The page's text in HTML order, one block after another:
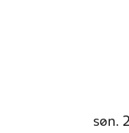
søn.